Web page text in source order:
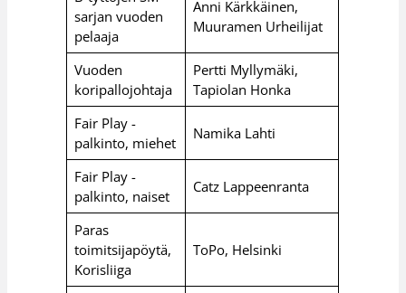
sarjan vuoden
pelaaja
Anni Kärkkäinen,
Muuramen Urheilijat
Vuoden
koripallojohtaja
Pertti Myllymäki,
Tapiolan Honka
Fair Play -
palkinto, miehet
Namika Lahti
Fair Play -
palkinto, naiset
Catz Lappeenranta
Paras
toimitsijapöytä,
Korisliiga
ToPo, Helsinki